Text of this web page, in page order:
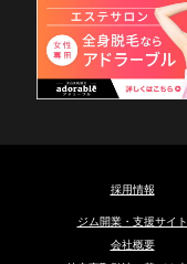
採用情報
ジム開業・支援サイト
会社概要